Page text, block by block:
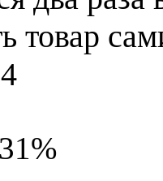
товар
31%